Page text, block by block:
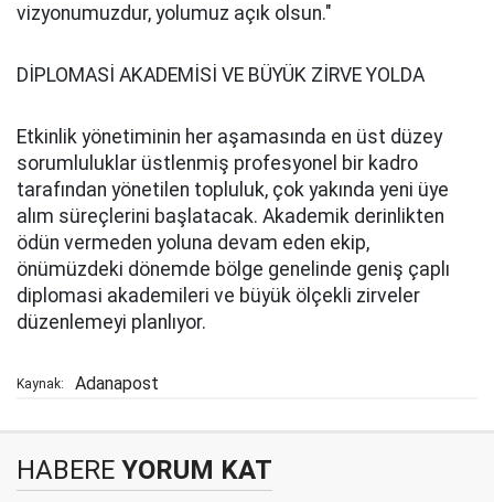
vizyonumuzdur, yolumuz açık olsun."
DİPLOMASİ AKADEMİSİ VE BÜYÜK ZİRVE YOLDA
Etkinlik yönetiminin her aşamasında en üst düzey
sorumluluklar üstlenmiş profesyonel bir kadro
tarafından yönetilen topluluk, çok yakında yeni üye
alım süreçlerini başlatacak. Akademik derinlikten
ödün vermeden yoluna devam eden ekip,
önümüzdeki dönemde bölge genelinde geniş çaplı
diplomasi akademileri ve büyük ölçekli zirveler
düzenlemeyi planlıyor.
Kaynak: Adanapost
HABERE YORUM KAT